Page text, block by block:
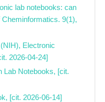
lab notebooks: can
9(1),
Electronic
2026-04-24]
Lab Notebooks, [cit.
[cit. 2026-06-14]